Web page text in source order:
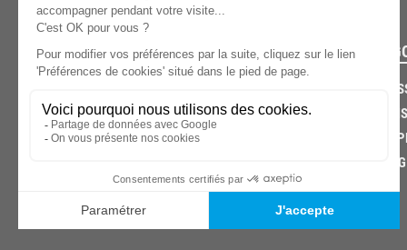
03.85.32.96.74
© 2026 - KPX PARTS - SITE CRÉÉ PARLET'S CLIC